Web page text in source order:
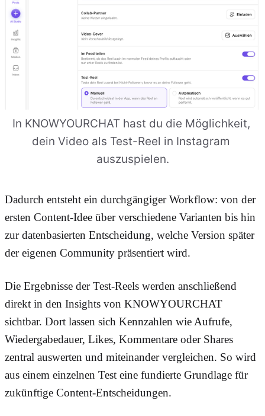
In KNOWYOURCHAT hast du die Möglichkeit,
dein Video als Test-Reel in Instagram
auszuspielen.
Dadurch entsteht ein durchgängiger Workflow: von der
ersten Content-Idee über verschiedene Varianten bis hin
zur datenbasierten Entscheidung, welche Version später
der eigenen Community präsentiert wird.
Die Ergebnisse der Test-Reels werden anschließend
direkt in den Insights von KNOWYOURCHAT
sichtbar. Dort lassen sich Kennzahlen wie Aufrufe,
Wiedergabedauer, Likes, Kommentare oder Shares
zentral auswerten und miteinander vergleichen. So wird
aus einem einzelnen Test eine fundierte Grundlage für
zukünftige Content-Entscheidungen.